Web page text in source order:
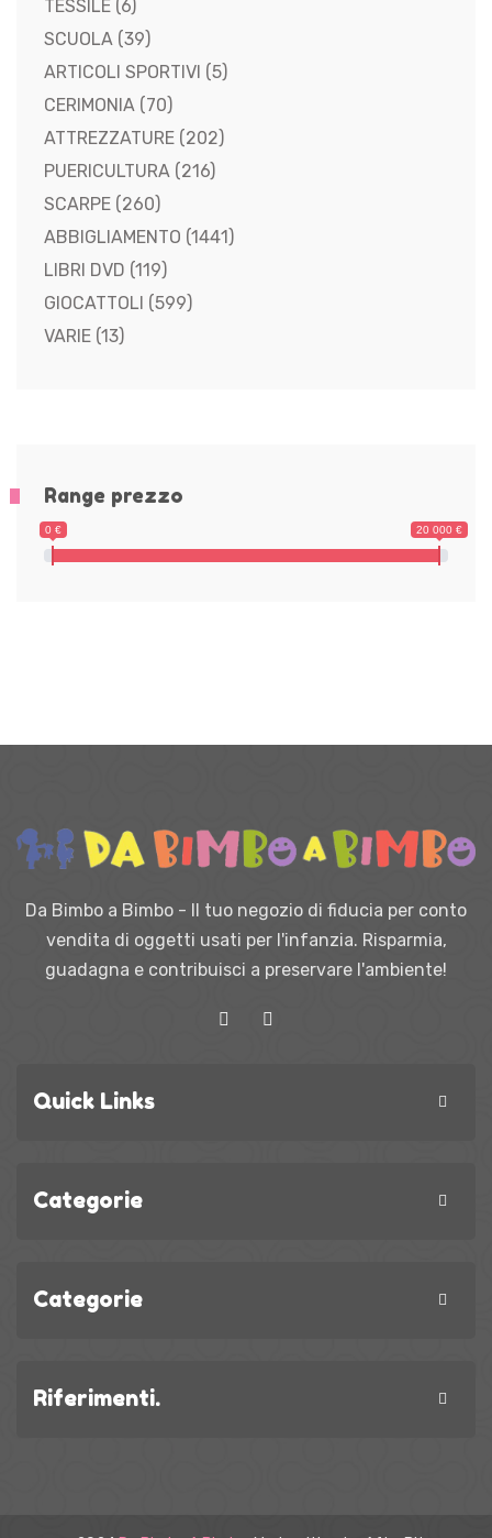
TESSILE (6)
SCUOLA (39)
ARTICOLI SPORTIVI (5)
CERIMONIA (70)
ATTREZZATURE (202)
PUERICULTURA (216)
SCARPE (260)
ABBIGLIAMENTO (1441)
LIBRI DVD (119)
GIOCATTOLI (599)
VARIE (13)
Range prezzo
0 € 20 000 €
Da Bimbo a Bimbo - Il tuo negozio di fiducia per conto
vendita di oggetti usati per l'infanzia. Risparmia,
guadagna e contribuisci a preservare l'ambiente!
Quick Links
Categorie
Categorie
Riferimenti.